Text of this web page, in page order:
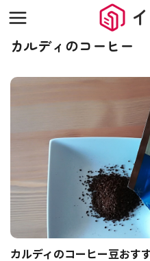
カルディのコーヒー
カルディのコーヒー豆おす